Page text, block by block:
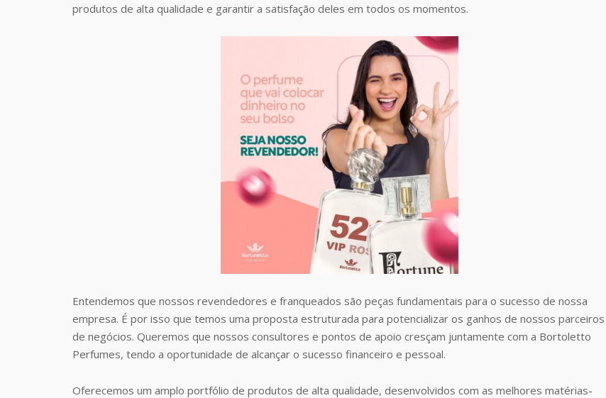
produtos de alta qualidade e garantir a satisfação deles em todos os momentos.
Entendemos que nossos revendedores e franqueados são peças fundamentais para o sucesso de nossa
empresa. É por isso que temos uma proposta estruturada para potencializar os ganhos de nossos parceiros
de negócios. Queremos que nossos consultores e pontos de apoio cresçam juntamente com a Bortoletto
Perfumes, tendo a oportunidade de alcançar o sucesso financeiro e pessoal.
Oferecemos um amplo portfólio de produtos de alta qualidade, desenvolvidos com as melhores matérias-